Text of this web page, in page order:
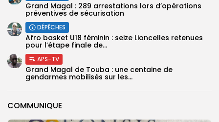
COMMUNIQUE
Grand Magal : 289 arrestations lors d’opérations
préventives de sécurisation
DÉPÊCHES
‎Afro basket U18 féminin : seize Lioncelles retenues
pour l’étape finale de...
APS-TV
Grand Magal de Touba : une centaine de
gendarmes mobilisés sur les...